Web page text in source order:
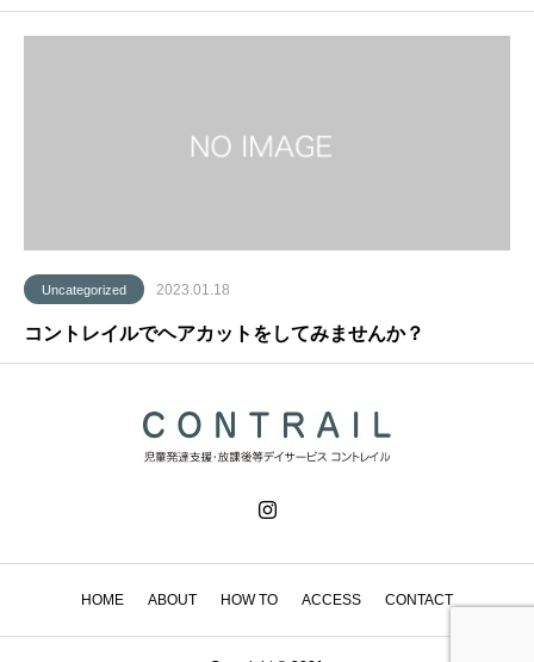
Uncategorized 2023.01.18
コントレイルでヘアカットをしてみませんか？
HOME ABOUT HOW TO ACCESS CONTACT